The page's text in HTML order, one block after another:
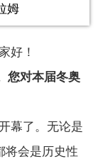
姆
好！
您对本届冬奥
幕了。无论是
将会是历史性